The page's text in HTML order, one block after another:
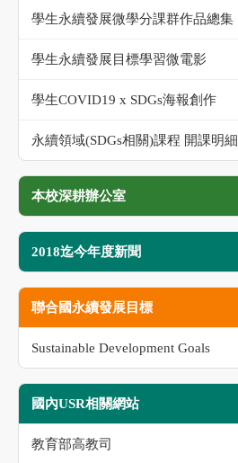
學生永續發展微學分課群作品總集
學生永續發展目標學習微電影
學生COVID19 x SDGs海報創作
永續領域(SDGs相關)課程 開課明細
本校深耕辦公室
2018迄今年度新聞
聯合國永續發展目標
Sustainable Development Goals
國內USR相關網站
教育部高教司